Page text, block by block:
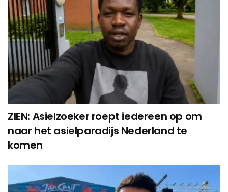
ZIEN: Asielzoeker roept iedereen op om
naar het asielparadijs Nederland te
komen